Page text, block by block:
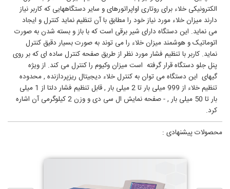
الکترونیکی خلاء برای روتاری اواپراتورهای و سایر دستگاههایی که کاربر نیاز
دارند میزان خلاء مورد نیاز خود را مطابق با آن تنظیم نماید کنترل و ایجاد
می نماید. این دستگاه دارای شیر برقی است که با باز و بسته شدن به صورت
اتوماتیک و هوشمند میزان خلاء را می توند به صورت بسیار دقیق کنترل
نماید. کاربر با تنظیم فشار مورد نظر از طریق صفحه کنترل ساده ای که بر روی
پنل جلو دستگاه قرار گرفته است میزان وکيوم را کنترل می کند. از ویژه
گیهای این دستگاه می توان به کنترل خلاء دیجیتال ریزپردازنده , محدوده
تنظیم خلاء از 999 میلی بار تا 2 میلی بار , قابل تنظیم فشار دلتا از 1 میلی
بار تا 50 میلی بار , - صفحه نمایش ال سی دی و وزن 2 کیلوگرمی آن اشاره
کرد.
محصولات پیشنهادی :